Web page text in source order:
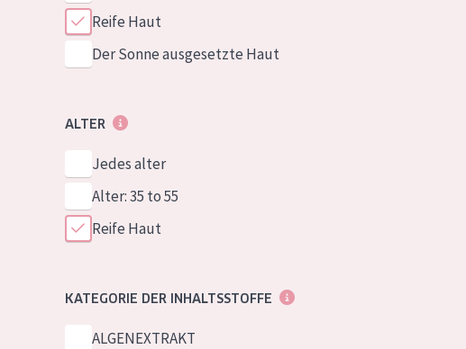
Reife Haut
Der Sonne ausgesetzte Haut
ALTER
Jedes alter
Alter: 35 to 55
Reife Haut
KATEGORIE DER INHALTSSTOFFE
ALGENEXTRAKT